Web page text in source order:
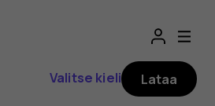
Valitse kieli Lataa